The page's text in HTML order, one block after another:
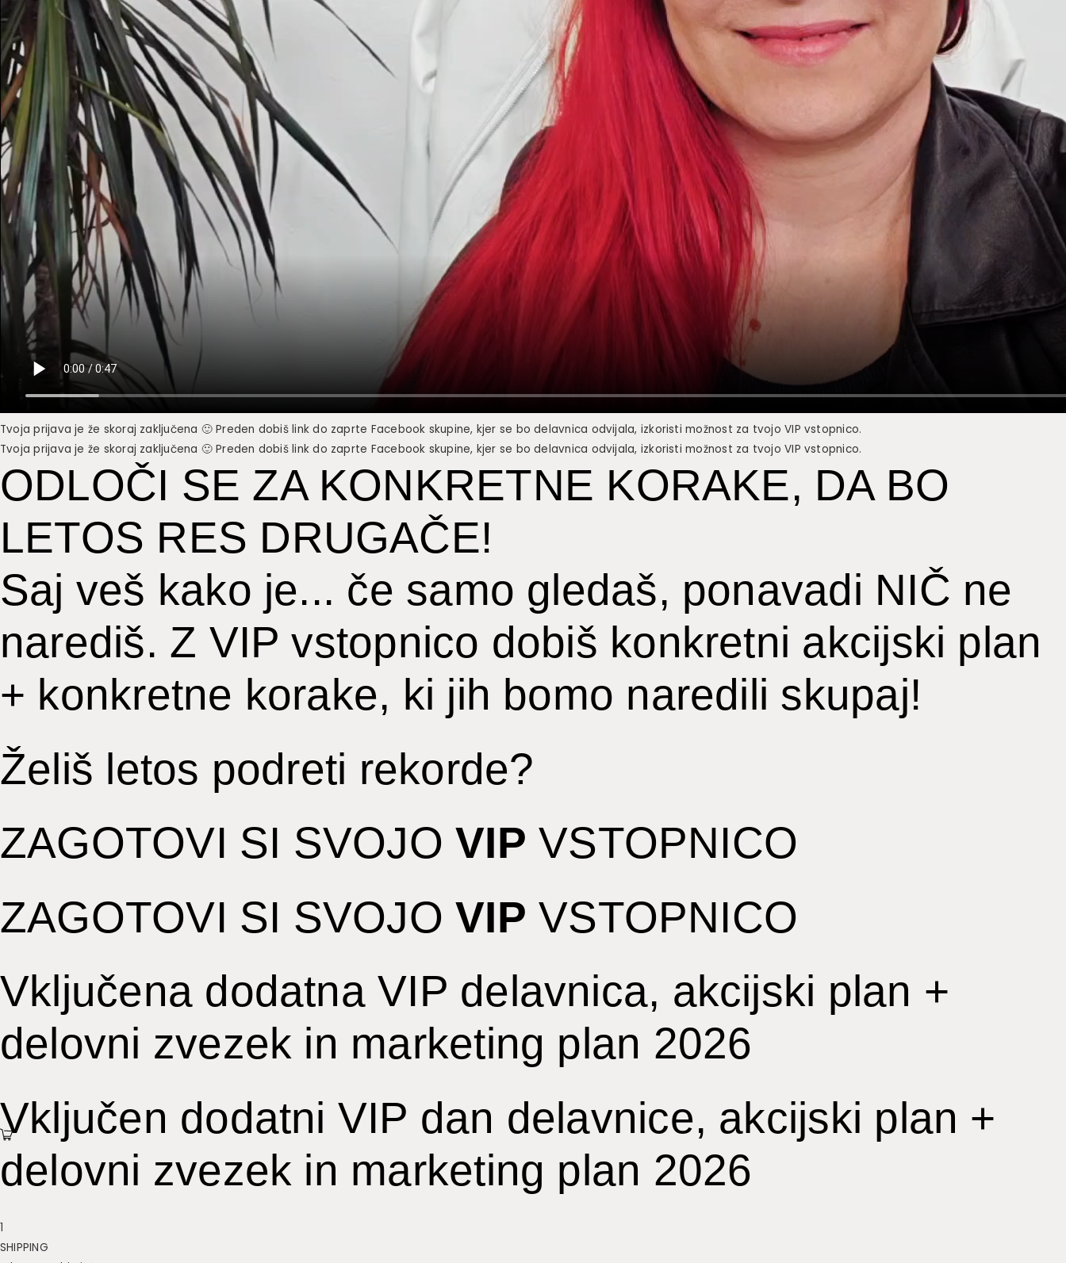
Tvoja prijava je že skoraj zaključena 🙂 Preden dobiš link do zaprte Facebook skupine, kjer se bo delavnica odvijala, izkoristi možnost za tvojo VIP vstopnico.
Tvoja prijava je že skoraj zaključena 🙂 Preden dobiš link do zaprte Facebook skupine, kjer se bo delavnica odvijala, izkoristi možnost za tvojo VIP vstopnico.
ODLOČI SE ZA KONKRETNE KORAKE, DA BO
LETOS RES DRUGAČE!
Saj veš kako je... če samo gledaš, ponavadi NIČ ne
narediš. Z VIP vstopnico dobiš konkretni akcijski plan
+ konkretne korake, ki jih bomo naredili skupaj!
Želiš letos podreti rekorde?
ZAGOTOVI SI SVOJOVIP VSTOPNICO
ZAGOTOVI SI SVOJOVIP VSTOPNICO
Vključena dodatna VIP delavnica, akcijski plan +
delovni zvezek in marketing plan 2026
Vključen dodatni VIP dan delavnice, akcijski plan +
delovni zvezek in marketing plan 2026
1
SHIPPING